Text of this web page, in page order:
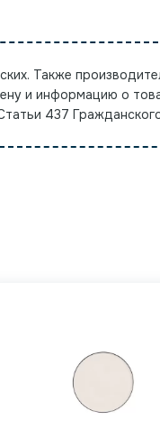
Также
и информацию о
437